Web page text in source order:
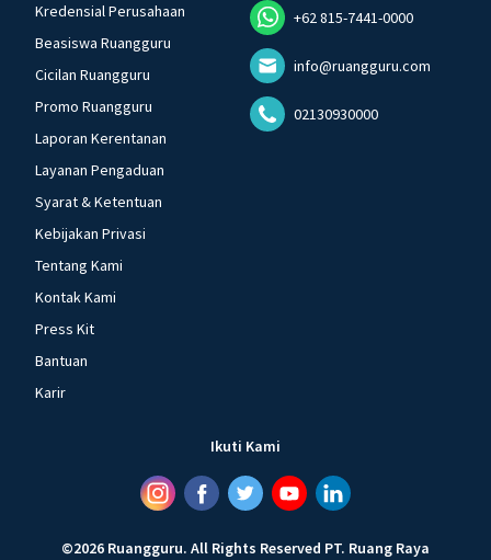
Kredensial Perusahaan
Beasiswa Ruangguru
Cicilan Ruangguru
Promo Ruangguru
Laporan Kerentanan
Layanan Pengaduan
Syarat & Ketentuan
Kebijakan Privasi
Tentang Kami
Kontak Kami
Press Kit
Bantuan
Karir
+62 815-7441-0000
info@ruangguru.com
02130930000
Ikuti Kami
©2026 Ruangguru. All Rights Reserved PT. Ruang Raya